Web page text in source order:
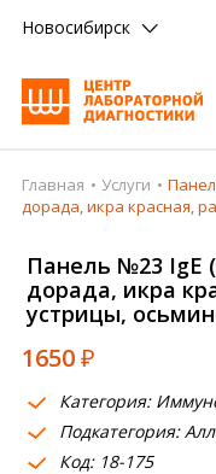
Новосибирск
Главная
Врачи
Получить результат
Пациентам
О компании
Главная Услуги
дорада, икра красная,
Панель №23 IgE
дорада, икра
устрицы,
1650₽
Категория:
Подкатегория:
Код: 18-175